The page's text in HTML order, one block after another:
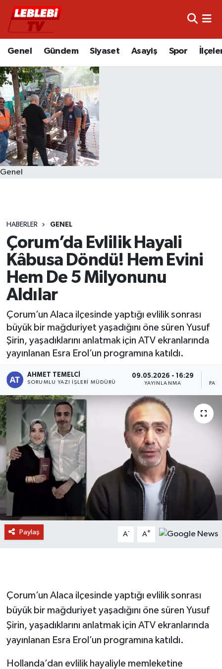
Genel Gündem Siyaset Asayiş Spor
Genel
HABERLER GENEL
Çorum’da Evlilik Hayali
Kâbusa Döndü! Hem Evini
Hem De 5 Milyonunu
Aldılar
Çorum’un Alaca ilçesinde yaptığı evlilik sonrası
büyük bir mağduriyet yaşadığını öne süren Yusuf
Şirin, yaşadıklarını anlatmak için ATV ekranlarında
yayınlanan Esra Erol’un programına katıldı.
AHMET TEMELCI
SORUMLU YAZI İŞLERI MÜDÜRÜ
09.05.2026 - 16:29
YAYINLANMA
Paylaş A- A+
Çorum’un Alaca ilçesinde yaptığı evlilik sonrası
büyük bir mağduriyet yaşadığını öne süren Yusuf
Şirin, yaşadıklarını anlatmak için ATV ekranlarında
yayınlanan Esra Erol’un programına katıldı.
Hollanda’dan evlilik hayaliyle memleketine
Hava Durumu
Trafik Durumu
Süper Lig Puan Durumu ve Fikstür
Tüm Manşetler
Son Dakika Haberleri